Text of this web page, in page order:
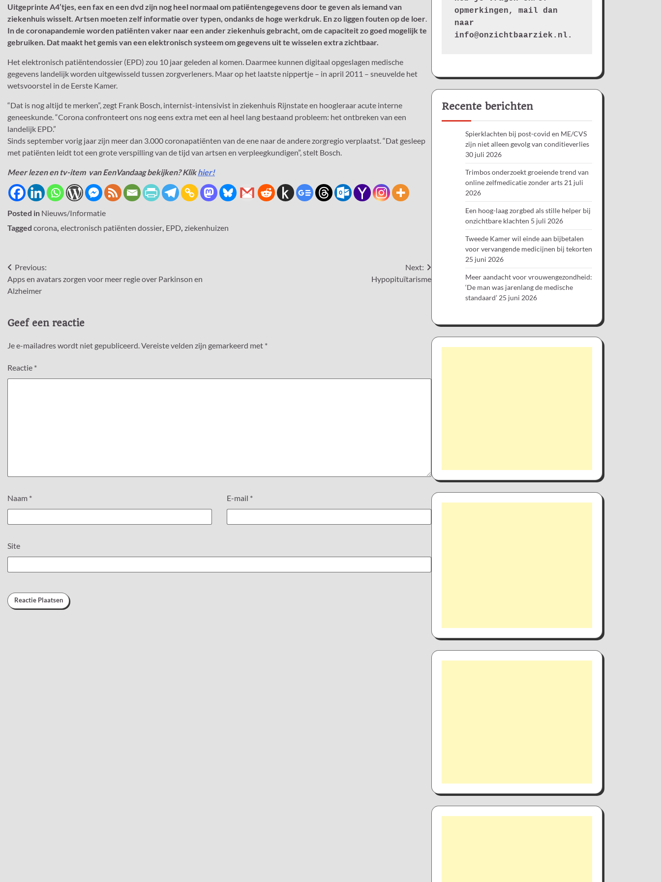
Uitgeprinte A4’tjes, een fax en een dvd zijn nog heel normaal om patiëntengegevens door te geven als iemand van
ziekenhuis wisselt. Artsen moeten zelf informatie over typen, ondanks de hoge werkdruk. En zo liggen fouten op de loer.
In de coronapandemie worden patiënten vaker naar een ander ziekenhuis gebracht, om de capaciteit zo goed mogelijk te
gebruiken. Dat maakt het gemis van een elektronisch systeem om gegevens uit te wisselen extra zichtbaar.
Het elektronisch patiëntendossier (EPD) zou 10 jaar geleden al komen. Daarmee kunnen digitaal opgeslagen medische
gegevens landelijk worden uitgewisseld tussen zorgverleners. Maar op het laatste nippertje – in april 2011 – sneuvelde het
wetsvoorstel in de Eerste Kamer.
“Dat is nog altijd te merken”, zegt Frank Bosch, internist-intensivist in ziekenhuis Rijnstate en hoogleraar acute interne
geneeskunde. “Corona confronteert ons nog eens extra met een al heel lang bestaand probleem: het ontbreken van een
landelijk EPD.”
Sinds september vorig jaar zijn meer dan 3.000 coronapatiënten van de ene naar de andere zorgregio verplaatst. “Dat gesleep
met patiënten leidt tot een grote verspilling van de tijd van artsen en verpleegkundigen”, stelt Bosch.
Meer lezen en tv-item van EenVandaag bekijken? Klikhier!
Posted in Nieuws/Informatie
Tagged corona, electronisch patiënten dossier, EPD, ziekenhuizen
Bericht
navigatie
Previous:
Apps en avatars zorgen voor meer regie over Parkinson en
Alzheimer
Next:
Hypopituïtarisme
Geef een reactie
Je e-mailadres wordt niet gepubliceerd.Vereiste velden zijn gemarkeerd met *
Reactie *
Naam * E-mail *
Site
opmerkingen, mail dan
naar
info@onzichtbaarziek.nl.
Recente berichten
Spierklachten bij post-covid en ME/CVS
zijn niet alleen gevolg van conditieverlies
30 juli 2026
Trimbos onderzoekt groeiende trend van
online zelfmedicatie zonder arts 21 juli
2026
Een hoog-laag zorgbed als stille helper bij
onzichtbare klachten 5 juli 2026
Tweede Kamer wil einde aan bijbetalen
voor vervangende medicijnen bij tekorten
25 juni 2026
Meer aandacht voor vrouwengezondheid:
‘De man was jarenlang de medische
standaard’ 25 juni 2026